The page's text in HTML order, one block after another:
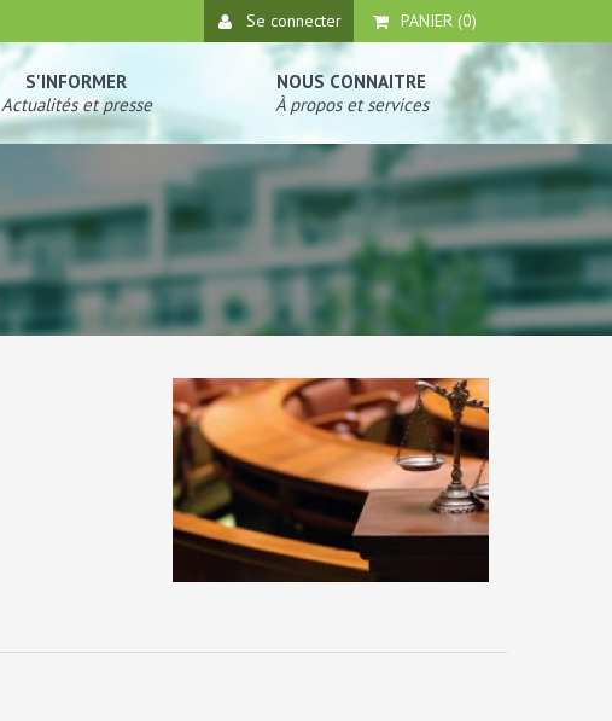
Se connecter PANIER (0)
S'INFORMER
Actualités et presse
NOUS CONNAITRE
À propos et services